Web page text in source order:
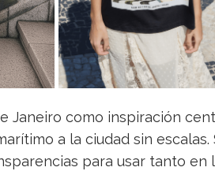
Janeiro como inspiración
a la ciudad sin
para usar tanto en